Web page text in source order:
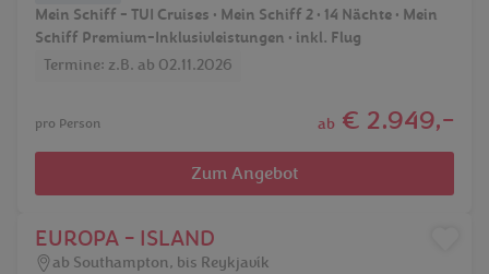
Mein Schiff - TUI Cruises • Mein Schiff 2 • 14 Nächte • Mein
Schiff Premium-Inklusivleistungen • inkl. Flug
Termine: z.B. ab 02.11.2026
pro Person ab € 2.949,-
Zum Angebot
EUROPA - ISLAND
ab Southampton, bis Reykjavík